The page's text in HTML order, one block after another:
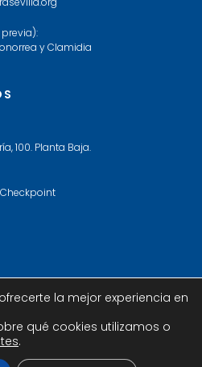
y Clamidia
100. Planta Baja.
Rights Reserved. Web
la mejor experiencia en
qué cookies utilizamos o
.